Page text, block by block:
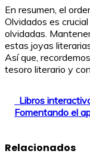
En resumen, el
Olvidados es
olvidadas.
estas joyas
Así que,
tesoro literario y
Libros
Fomentando el
Relacionados